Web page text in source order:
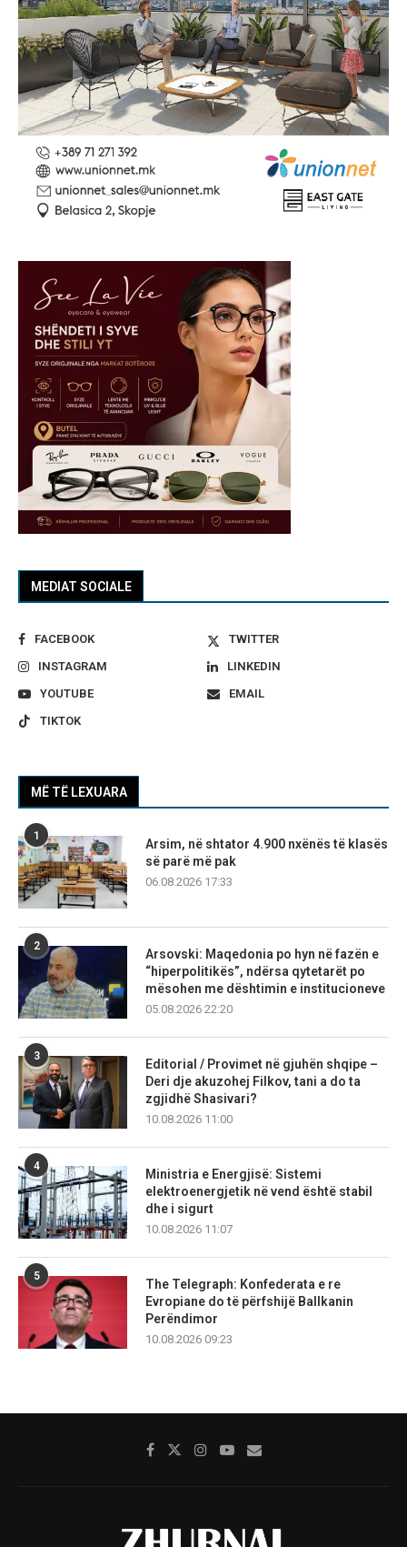
MEDIAT SOCIALE
FACEBOOK
TWITTER
INSTAGRAM
LINKEDIN
YOUTUBE
EMAIL
TIKTOK
MË TË LEXUARA
1
Arsim, në shtator 4.900 nxënës të klasës
së parë më pak
06.08.2026 17:33
2
Arsovski: Maqedonia po hyn në fazën e
“hiperpolitikës”, ndërsa qytetarët po
mësohen me dështimin e institucioneve
05.08.2026 22:20
3
Editorial / Provimet në gjuhën shqipe –
Deri dje akuzohej Filkov, tani a do ta
zgjidhë Shasivari?
10.08.2026 11:00
4
Ministria e Energjisë: Sistemi
elektroenergjetik në vend është stabil
dhe i sigurt
10.08.2026 11:07
5
The Telegraph: Konfederata e re
Evropiane do të përfshijë Ballkanin
Perëndimor
10.08.2026 09:23